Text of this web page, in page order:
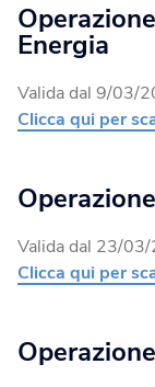
Verifica
La tua casa
Produci
Calore ed
Blog
Energia
Valida dal 9/03/
Clicca qui per
Valida dal 23/
Clicca qui per